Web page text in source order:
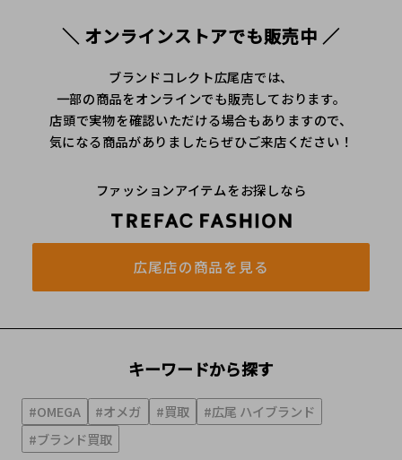
＼ オンラインストアでも販売中 ／
ブランドコレクト広尾店では、
一部の商品をオンラインでも販売しております。
店頭で実物を確認いただける場合もありますので、
気になる商品がありましたらぜひご来店ください！
ファッションアイテムをお探しなら
広尾店の商品を見る
キーワードから探す
#OMEGA #オメガ #買取
#広尾 ハイブランド
#ブランド買取